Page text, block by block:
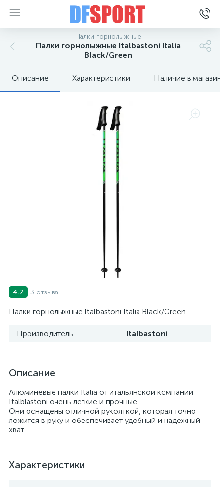
Палки горнолыжные
Палки горнолыжные Italbastoni Italia
Black/Green
Описание Характеристики Наличие в
4.7 3 отзыва
Палки горнолыжные Italbastoni Italia Black/Green
Производитель Italbastoni
Описание
Алюминевые палки Italia от итальянской компании
Italblastoni очень легкие и прочные.
Они оснащены отличной рукояткой, которая точно
ложится в руку и обеспечивает удобный и надежный
хват.
Характеристики